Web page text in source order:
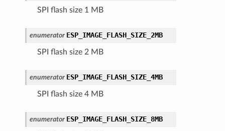
SPI flash size 1 MB
enumerator ESP_IMAGE_FLASH_SIZE_2MB
SPI flash size 2 MB
enumerator ESP_IMAGE_FLASH_SIZE_4MB
SPI flash size 4 MB
enumerator ESP_IMAGE_FLASH_SIZE_8MB